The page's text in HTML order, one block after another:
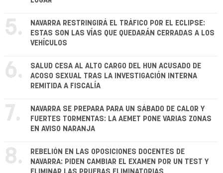
5.
NAVARRA RESTRINGIRÁ EL TRÁFICO POR EL ECLIPSE:
ESTAS SON LAS VÍAS QUE QUEDARÁN CERRADAS A LOS
VEHÍCULOS
6.
SALUD CESA AL ALTO CARGO DEL HUN ACUSADO DE
ACOSO SEXUAL TRAS LA INVESTIGACIÓN INTERNA
REMITIDA A FISCALÍA
7.
NAVARRA SE PREPARA PARA UN SÁBADO DE CALOR Y
FUERTES TORMENTAS: LA AEMET PONE VARIAS ZONAS
EN AVISO NARANJA
8.
REBELIÓN EN LAS OPOSICIONES DOCENTES DE
NAVARRA: PIDEN CAMBIAR EL EXAMEN POR UN TEST Y